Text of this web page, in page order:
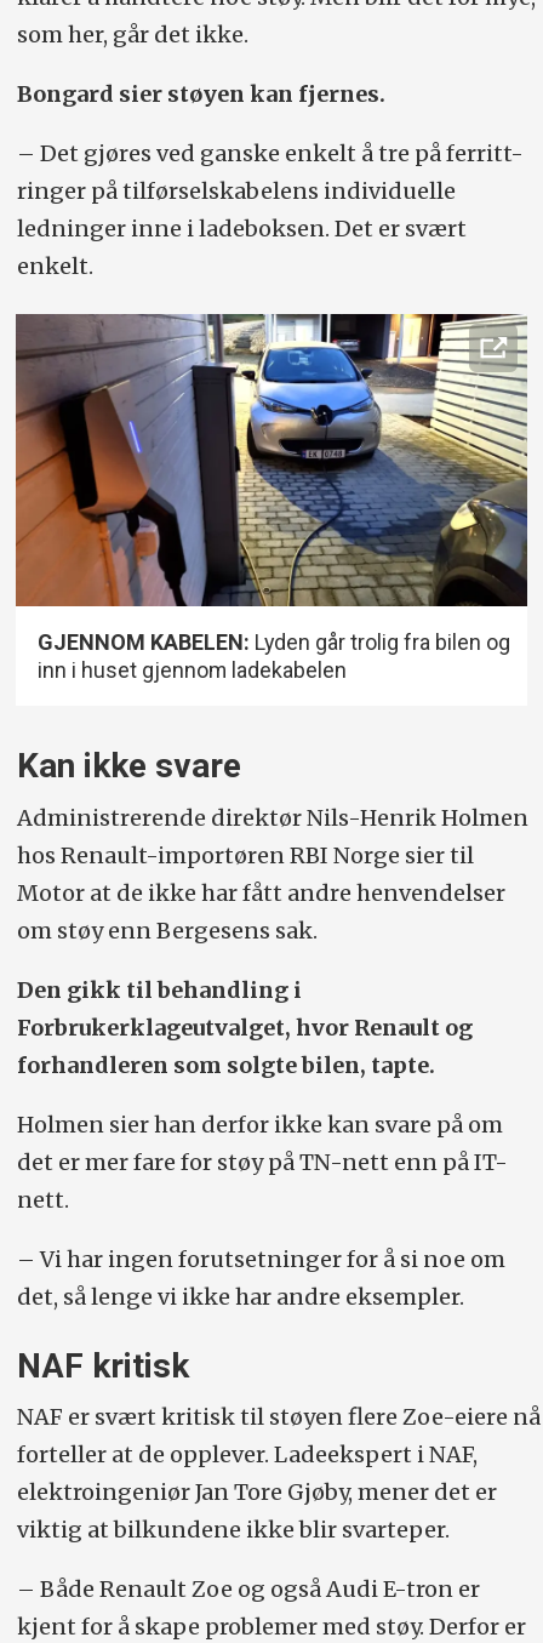
som her, går det ikke.
Bongard sier støyen kan fjernes.
– Det gjøres ved ganske enkelt å tre på ferritt-
ringer på tilførselskabelens individuelle
ledninger inne i ladeboksen. Det er svært
enkelt.
GJENNOM KABELEN: Lyden går trolig fra bilen og
inn i huset gjennom ladekabelen
Kan ikke svare
Administrerende direktør Nils-Henrik Holmen
hos Renault-importøren RBI Norge sier til
Motor at de ikke har fått andre henvendelser
om støy enn Bergesens sak.
Den gikk til behandling i
Forbrukerklageutvalget, hvor Renault og
forhandleren som solgte bilen, tapte.
Holmen sier han derfor ikke kan svare på om
det er mer fare for støy på TN-nett enn på IT-
nett.
– Vi har ingen forutsetninger for å si noe om
det, så lenge vi ikke har andre eksempler.
NAF kritisk
NAF er svært kritisk til støyen flere Zoe-eiere nå
forteller at de opplever. Ladeekspert i NAF,
elektroingeniør Jan Tore Gjøby, mener det er
viktig at bilkundene ikke blir svarteper.
– Både Renault Zoe og også Audi E-tron er
kjent for å skape problemer med støy. Derfor er